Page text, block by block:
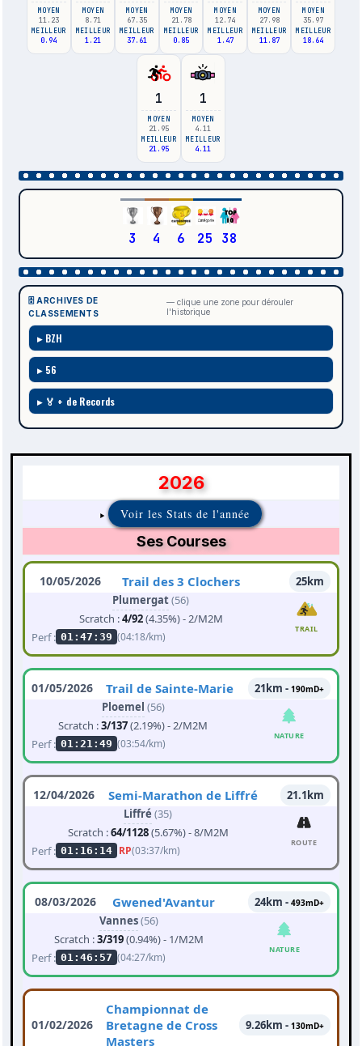
MOYEN
11.23
MEILLEUR
0.94
MOYEN
8.71
MEILLEUR
1.21
MOYEN
67.35
MEILLEUR
37.61
MOYEN
21.78
MEILLEUR
0.85
MOYEN
12.74
MEILLEUR
1.47
MOYEN
27.98
MEILLEUR
11.87
MOYEN
35.97
MEILLEUR
18.64
1
MOYEN
21.95
MEILLEUR
21.95
1
MOYEN
4.11
MEILLEUR
4.11
3 4 6 25 38
🗄️ ARCHIVES DE
CLASSEMENTS
— clique une zone pour dérouler
l'historique
BZH
56
🏅 + de Records
2026
Voir les Stats de l'année
Ses Courses
10/05/2026 Trail des 3 Clochers
25km
Plumergat(56)
Scratch :4/92(4.35%) - 2/M2M
Perf : 01:47:39 (04:18/km)
TRAIL
01/05/2026 Trail de Sainte-Marie 21km - 190mD+
Ploemel (56)
Scratch :3/137(2.19%) - 2/M2M
Perf : 01:21:49 (03:54/km)
NATURE
12/04/2026 Semi-Marathon de Liffré
21.1km
Liffré (35)
Scratch :64/1128(5.67%) - 8/M2M
Perf : 01:16:14 RP(03:37/km)
ROUTE
08/03/2026 Gwened'Avantur 24km - 493mD+
Vannes(56)
Scratch :3/319(0.94%) - 1/M2M
Perf : 01:46:57 (04:27/km)
NATURE
01/02/2026
Championnat de
Bretagne de Cross
Masters
9.26km - 130mD+